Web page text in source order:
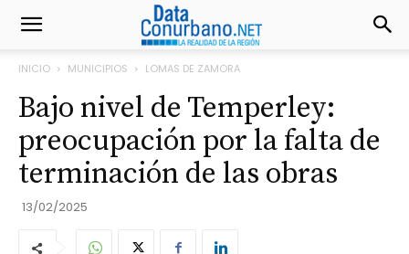
INICIO MUNICIPIOS LOMAS DE ZAMORA
Bajo nivel de Temperley:
preocupación por la falta de
terminación de las obras
13/02/2025